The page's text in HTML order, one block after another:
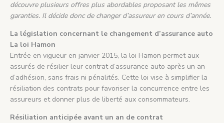
découvre plusieurs offres plus abordables proposant les mêmes
garanties. Il décide donc de changer d’assureur en cours d’année.
La législation concernant le changement d’assurance auto
La loi Hamon
Entrée en vigueur en janvier 2015, la loi Hamon permet aux
assurés de résilier leur contrat d’assurance auto après un an
d’adhésion, sans frais ni pénalités. Cette loi vise à simplifier la
résiliation des contrats pour favoriser la concurrence entre les
assureurs et donner plus de liberté aux consommateurs.
Résiliation anticipée avant un an de contrat